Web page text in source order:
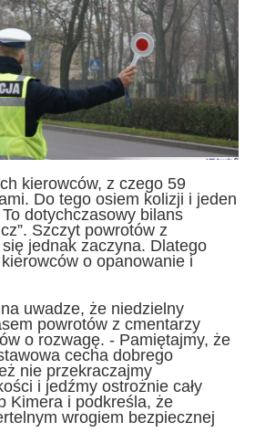
kierowców, z czego 59
Do tego osiem kolizji i jeden
dotychczasowy bilans
Szczyt powrotów z
jednak zaczyna. Dlatego
o opanowanie i
uwadze, że niedzielny
powrotów z cmentarzy
o rozwagę. - Pamiętajmy, że
cecha dobrego
nie przekraczajmy
i jedźmy ostrożnie cały
Kimera i podkreśla, że
wrogiem bezpiecznej